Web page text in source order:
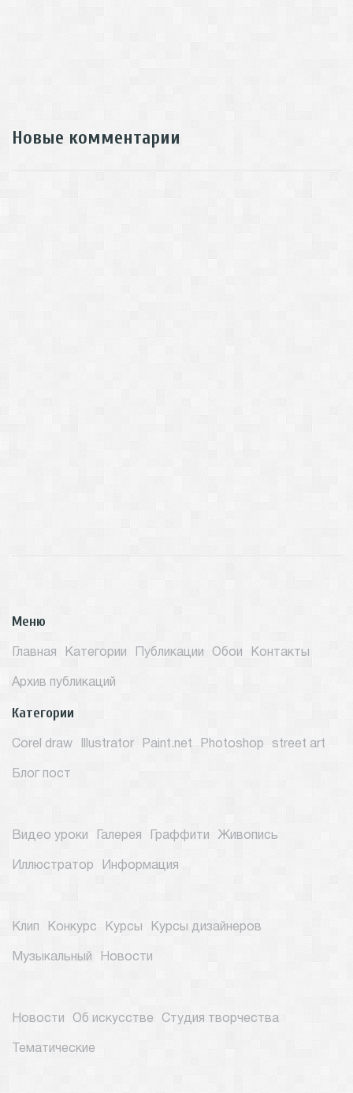
Новые комментарии
Меню
Главная Категории Публикации Обои Контакты
Архив публикаций
Категории
Corel draw Illustrator Paint.net Photoshop street art
Блог пост
Видео уроки Галерея Граффити Живопись
Иллюстратор Информация
Клип Конкурс Курсы Курсы дизайнеров
Музыкальный Новости
Новости Об искусстве Студия творчества
Тематические